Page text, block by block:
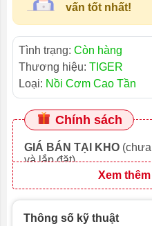
vấn tốt nhất!
Tình trạng: Còn hàng
Thương hiệu: TIGER
Loại: Nồi Cơm Cao Tần
Chính sách
GIÁ BÁN TẠI KHO
và lắp đặt)
Xem
Thông số kỹ thuật